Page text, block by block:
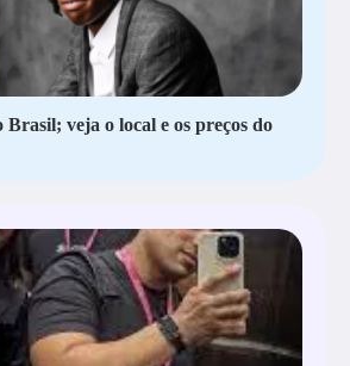
Brasil; veja o local e os preços do